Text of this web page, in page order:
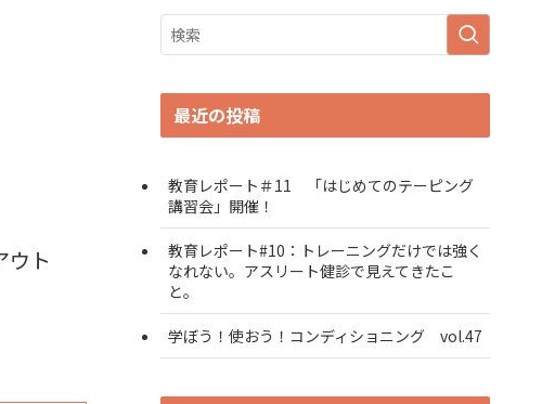
ウト
最近の投稿
教育レポート＃11 「はじめてのテーピング
講習会」開催！
教育レポート#10：トレーニングだけでは強く
なれない。アスリート健診で見えてきたこ
と。
学ぼう！使おう！コンディショニング vol.47